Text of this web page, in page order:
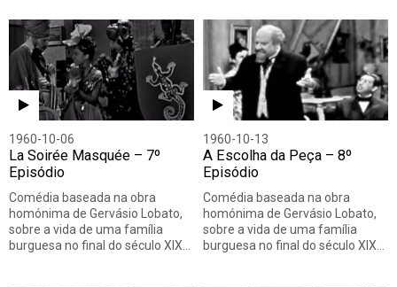
1960-10-06
La Soirée Masquée – 7º
Episódio
Comédia baseada na obra
homónima de Gervásio Lobato,
sobre a vida de uma família
burguesa no final do século XIX…
1960-10-13
A Escolha da Peça – 8º
Episódio
Comédia baseada na obra
homónima de Gervásio Lobato,
sobre a vida de uma família
burguesa no final do século XIX…